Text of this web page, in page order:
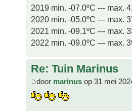
2019 min. -07.0ºC --- max.
2020 min. -05.0ºC --- max.
2021 min. -09.1ºC --- max.
2022 min. -09.0ºC --- max.
Re: Tuin Marinus
door marinus op 31 mei